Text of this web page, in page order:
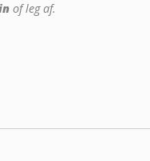
of leg af.